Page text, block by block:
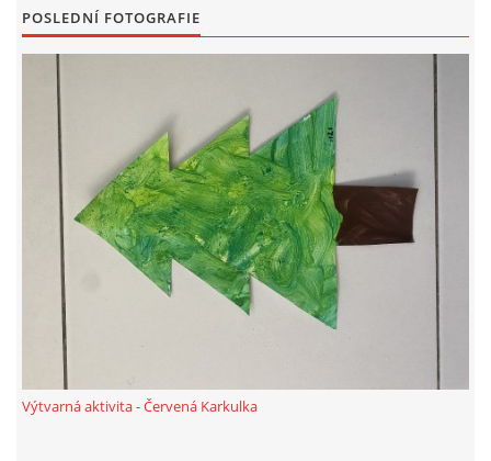
PÍSNĚ K TÉMATU PODZIM
BÁSNĚ K TÉMATU PODZIM
POHYBOVÉ AKTIVITY NA TÉMA PODZIM
PÍSNĚ K TÉMATU ZIMA
BÁSNĚ K TÉMATU ZIMA
POHYBOVÉ AKTIVITY NA TÉMA ZIMA
POSLEDNÍ FOTOGRAFIE
Výtvarná aktivita - Červená Karkulka